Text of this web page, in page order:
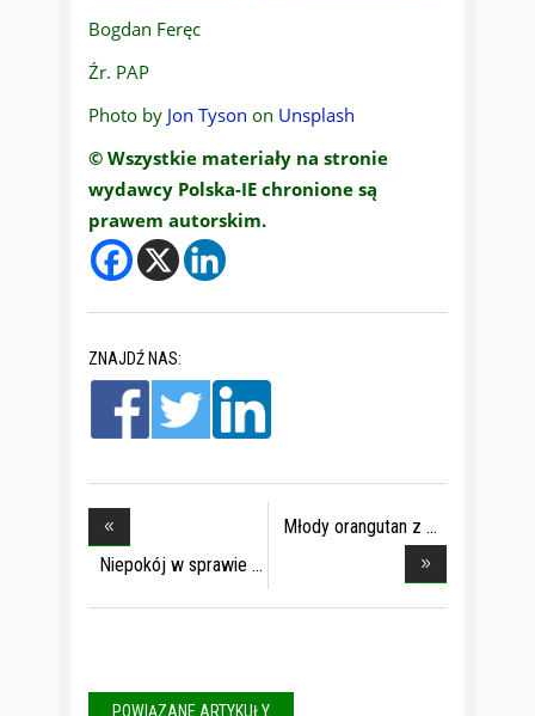
Bogdan Feręc
Źr. PAP
Photo by Jon Tyson on Unsplash
© Wszystkie materiały na stronie
wydawcy Polska-IE chronione są
prawem autorskim.
ZNAJDŹ NAS:
Niepokój w sprawie
Młody orangutan z
POWIĄZANE ARTYKUŁY